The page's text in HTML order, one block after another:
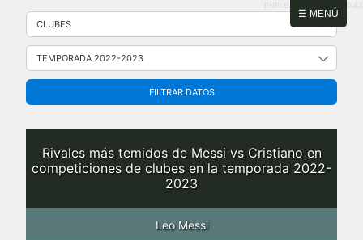
☰ MENÚ
Saltar
contenido
PHP: 8.2.31 | MySQL: 8.0.43
FILTRAR DATOS
Rivales más temidos de Messi vs Cristiano en
competiciones de clubes en la temporada 2022-
2023
Leo Messi